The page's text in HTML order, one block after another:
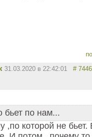
31.03.2020 в 22:42:01 #
бьет по нам...
,по которой не